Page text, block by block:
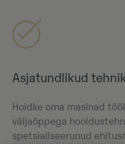
Asjatundlikud
Hoidke oma masinad
väljaõppega
spetsialiseerunud